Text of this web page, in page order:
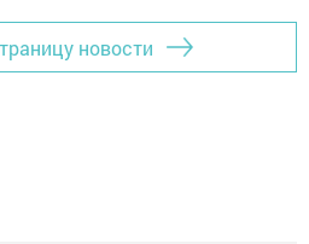
новости